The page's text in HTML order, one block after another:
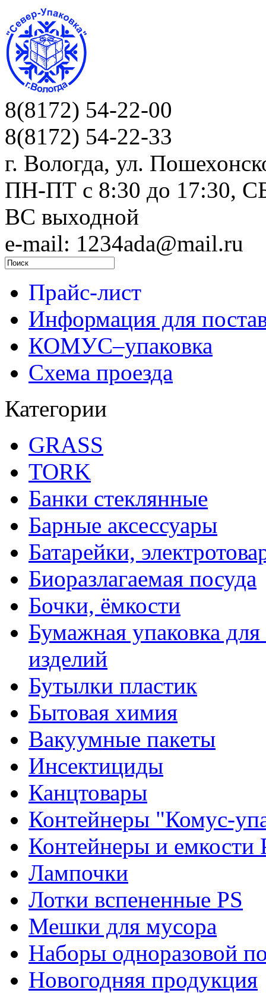
8(8172) 54-22-00
8(8172) 54-22-33
г. Вологда, ул.
ПН-ПТ c 8:30 до 17:30,
ВС выходной
e-mail: 1234ada@mail.ru
Прайс-лист
Информация для
КОМУС–упаковка
Схема проезда
Категории
GRASS
TORK
Банки стеклянные
Барные аксессуары
Батарейки,
Биоразлагаемая посуда
Бочки, ёмкости
Бумажная упаковка
изделий
Бутылки пластик
Бытовая химия
Вакуумные пакеты
Инсектициды
Канцтовары
Контейнеры "Комус-
Контейнеры и емкости
Лампочки
Лотки вспененные PS
Мешки для мусора
Наборы одноразовой
Новогодняя продукция